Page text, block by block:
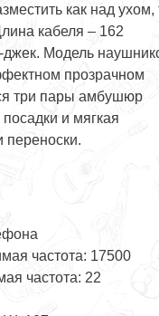
как над ухом,
кабеля – 162
Модель
прозрачном
три пары амбушюр
и мягкая
переноски.
частота: 17500
частота: 22